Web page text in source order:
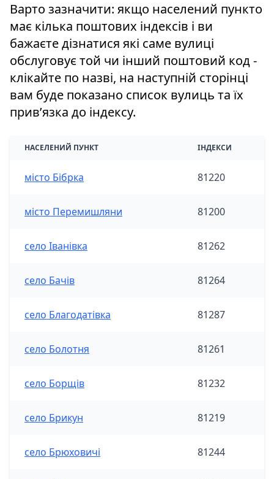
Варто зазначити: якщо населений пункто
має кілька поштових індексів і ви
бажаєте дізнатися які саме вулиці
обслуговує той чи інший поштовий код -
клікайте по назві, на наступній сторінці
вам буде показано список вулиць та їх
привʼязка до індексу.
НАСЕЛЕНИЙ ПУНКТ ІНДЕКСИ
місто Бібрка 81220
місто Перемишляни 81200
село Іванівка 81262
село Бачів 81264
село Благодатівка 81287
село Болотня 81261
село Борщів 81232
село Брикун 81219
село Брюховичі 81244